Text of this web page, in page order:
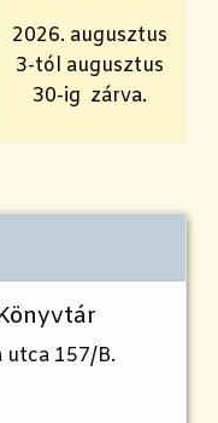
2026. augusztus
3-tól augusztus
30-ig zárva.
utca 157/B.